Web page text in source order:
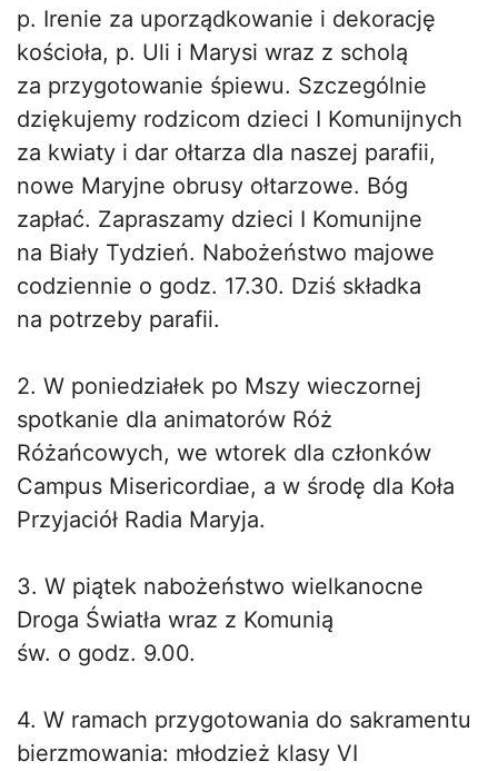
p. Irenie za uporządkowanie i dekorację
kościoła, p. Uli i Marysi wraz z scholą
za przygotowanie śpiewu. Szczególnie
dziękujemy rodzicom dzieci I Komunijnych
za kwiaty i dar ołtarza dla naszej parafii,
nowe Maryjne obrusy ołtarzowe. Bóg
zapłać. Zapraszamy dzieci I Komunijne
na Biały Tydzień. Nabożeństwo majowe
codziennie o godz. 17.30. Dziś składka
na potrzeby parafii.
2. W poniedziałek po Mszy wieczornej
spotkanie dla animatorów Róż
Różańcowych, we wtorek dla członków
Campus Misericordiae, a w środę dla Koła
Przyjaciół Radia Maryja.
3. W piątek nabożeństwo wielkanocne
Droga Światła wraz z Komunią
św. o godz. 9.00.
4. W ramach przygotowania do sakramentu
bierzmowania: młodzież klasy VI